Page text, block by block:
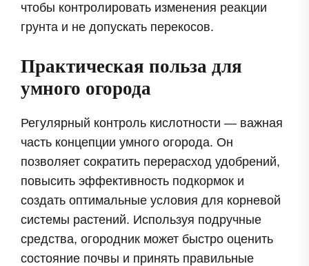
чтобы контролировать изменения реакции
грунта и не допускать перекосов.
Практическая польза для
умного огорода
Регулярный контроль кислотности — важная
часть концепции умного огорода. Он
позволяет сократить перерасход удобрений,
повысить эффективность подкормок и
создать оптимальные условия для корневой
системы растений. Используя подручные
средства, огородник может быстро оценить
состояние почвы и принять правильные